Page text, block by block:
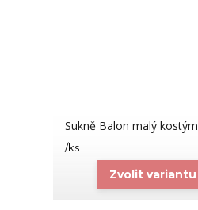
Sukně Balon malý kostým
/ks
Zvolit variantu